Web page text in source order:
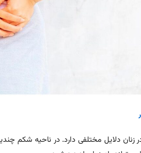
دلایل مختلفی دارد. در ناحیه شکم